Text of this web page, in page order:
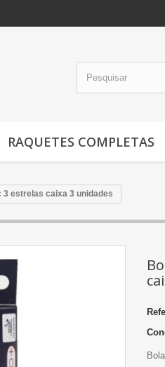
RAQUETES COMPLETAS
3 estrelas caixa 3 unidades